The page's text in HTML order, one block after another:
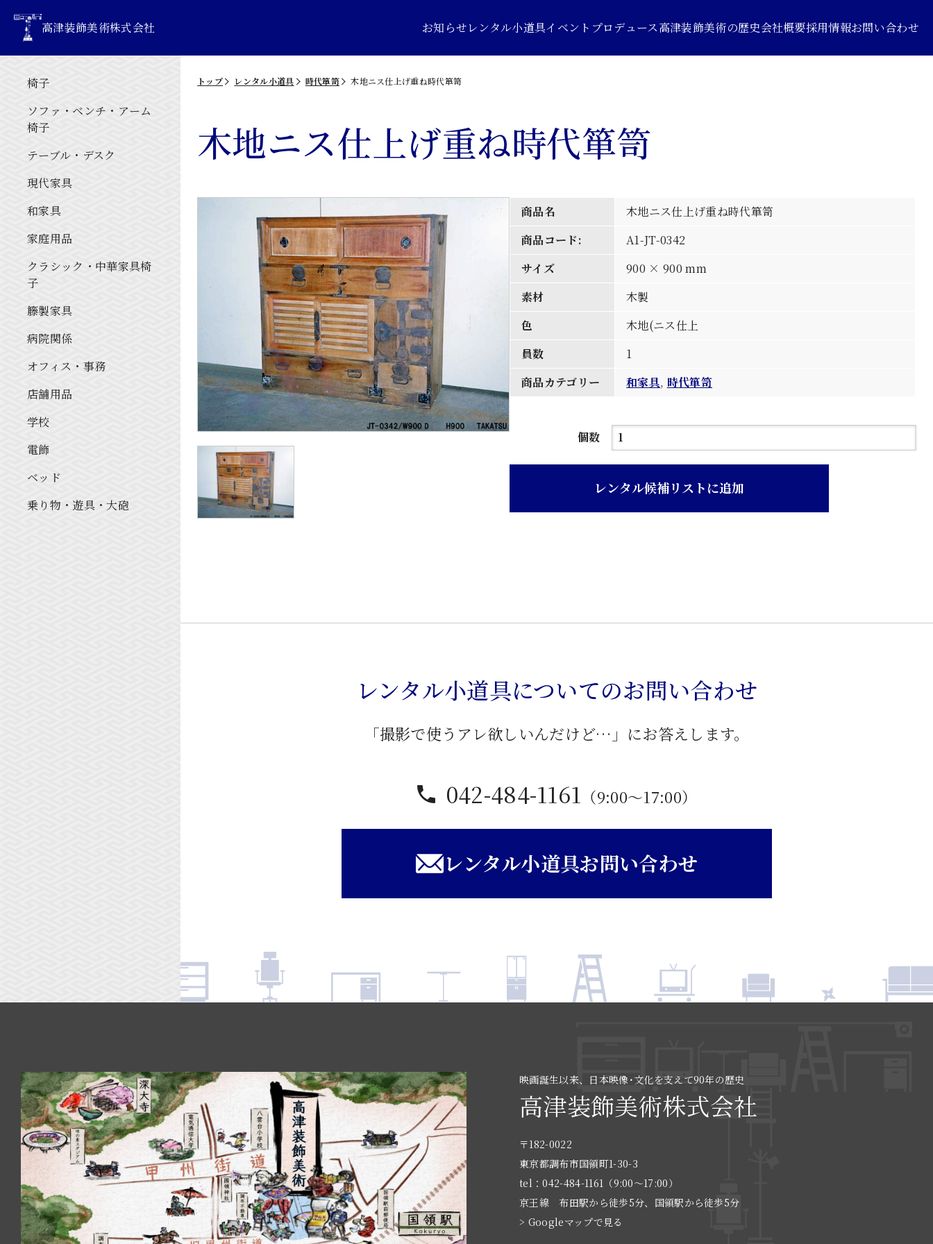
高津装飾美術株式会社 お知らせレンタル小道具イベントプロデュース高津装飾美術の歴史会社概要採用情報お問い合わせ
椅子
ソファ・ベンチ・アーム
椅子
テーブル・デスク
現代家具
和家具
家庭用品
クラシック・中華家具椅
子
籐製家具
病院関係
オフィス・事務
店舗用品
学校
電飾
ベッド
乗り物・遊具・大砲
トップ レンタル小道具 時代箪笥 木地ニス仕上げ重ね時代箪笥
木地ニス仕上げ重ね時代箪笥
商品名
木地ニス仕上げ重ね時代箪笥
商品コード:
A1-JT-0342
サイズ
900 × 900 mm
素材
木製
色
木地(ニス仕上
員数
1
商品カテゴリー
和家具, 時代箪笥
個数
木
箪
笥
レンタル候補リストに追加
レンタル小道具についてのお問い合わせ
「撮影で使うアレ欲しいんだけど…」にお答えします。
042-484-1161 （9:00〜17:00）
レンタル小道具お問い合わせ
映画誕生以来、日本映像･文化を支えて90年の歴史
高津装飾美術株式会社
〒182-0022
東京都調布市国領町1-30-3
tel：042-484-1161（9:00〜17:00）
京王線 布田駅から徒歩5分、国領駅から徒歩5分
> Googleマップで見る